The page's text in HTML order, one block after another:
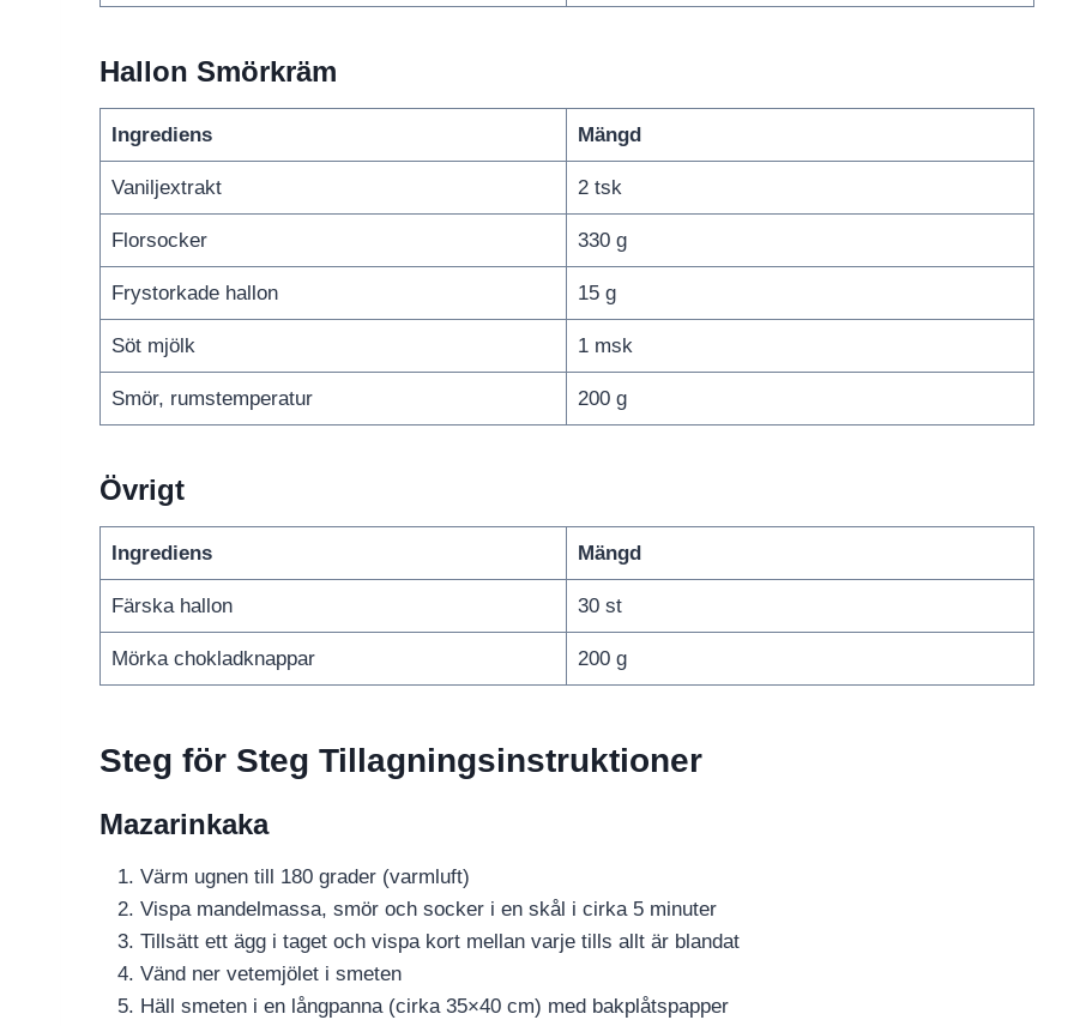
Hallon Smörkräm
Ingrediens Mängd
Vaniljextrakt 2 tsk
Florsocker 330 g
Frystorkade hallon 15 g
Söt mjölk 1 msk
Smör, rumstemperatur 200 g
Övrigt
Ingrediens Mängd
Färska hallon 30 st
Mörka chokladknappar 200 g
Steg för Steg Tillagningsinstruktioner
Mazarinkaka
Värm ugnen till 180 grader (varmluft)
Vispa mandelmassa, smör och socker i en skål i cirka 5 minuter
Tillsätt ett ägg i taget och vispa kort mellan varje tills allt är blandat
Vänd ner vetemjölet i smeten
Häll smeten i en långpanna (cirka 35×40 cm) med bakplåtspapper